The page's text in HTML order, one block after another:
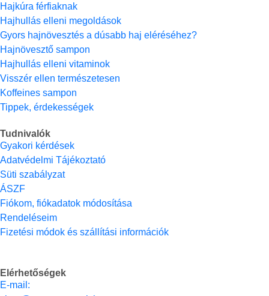
Hajkúra férfiaknak
Hajhullás elleni megoldások
Gyors hajnövesztés a dúsabb haj eléréséhez?
Hajnövesztő sampon
Hajhullás elleni vitaminok
Visszér ellen természetesen
Koffeines sampon
Tippek, érdekességek
Tudnivalók
Gyakori kérdések
Adatvédelmi Tájékoztató
Süti szabályzat
ÁSZF
Fiókom, fiókadatok módosítása
Rendeléseim
Fizetési módok és szállítási információk
Elérhetőségek
E-mail: